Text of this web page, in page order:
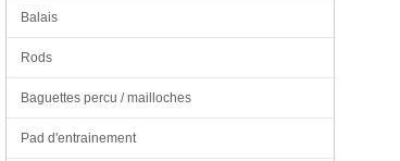
Balais
Rods
Baguettes percu / mailloches
Pad d'entrainement